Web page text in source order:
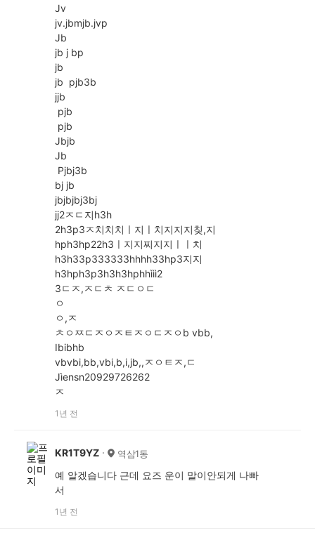
Jv
jv.jbmjb.jvp
Jb
jb j bp
jb
jb pjb3b
jjb
pjb
pjb
Jbjb
Jb
Pjbj3b
bj jb
jbjbjbj3bj
jj2ㅈㄷ지h3h
2h3p3ㅈ치치치ㅣ지ㅣ치지지지칮,지
hph3hp22h3ㅣ지지찌지지ㅣㅣ치
h3h33p333333hhhh33hp3지지
h3hph3p3h3h3hphhììì2
3ㄷㅈ,ㅈㄷㅊ ㅈㄷㅇㄷ
ㅇ
ㅇ,ㅈ
ㅊㅇㅉㄷㅈㅇㅈㅌㅈㅇㄷㅈㅇb vbb,
Ibibhb
vbvbi,bb,vbi,b,i,jb,,ㅈㅇㅌㅈ,ㄷ
Jìensn20929726262
ㅈ
1년 전
KR1T9YZ 역삼1동
예 알겠습니다 근데 요즈 운이 말이안되게 나빠
서
1년 전